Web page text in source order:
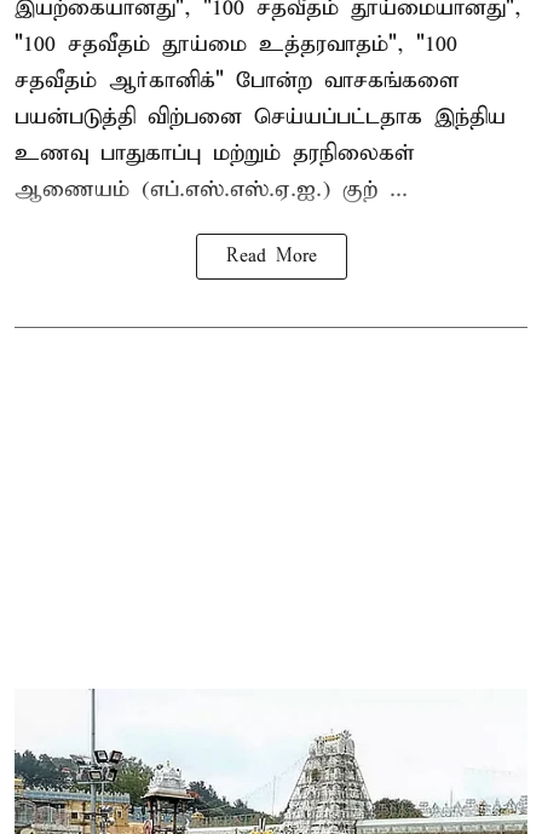
இயற்கையானது", "100 சதவீதம் தூய்மையானது",
"100 சதவீதம் தூய்மை உத்தரவாதம்", "100
சதவீதம் ஆர்கானிக்" போன்ற வாசகங்களை
பயன்படுத்தி விற்பனை செய்யப்பட்டதாக இந்திய
உணவு பாதுகாப்பு மற்றும் தரநிலைகள்
ஆணையம் (எப்.எஸ்.எஸ்.ஏ.ஐ.) குற் ...
Read More